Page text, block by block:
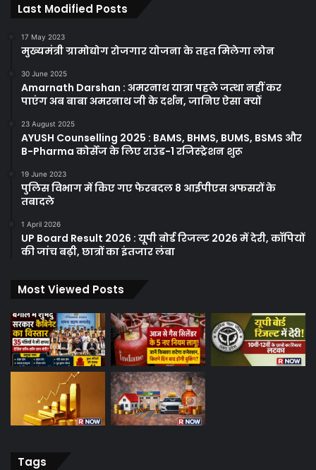
Last Modified Posts
17 May 2023
मुख्यमंत्री ग्रामोद्योग रोजगार योजना के तहत मिलेगा लोन
30 June 2025
Amarnath Darshan : अमरनाथ यात्रा पहले जत्था नहीं कर
पाएंग अब बाबा अमरनाथ जी के दर्शन, जानिए ऐसा क्यों
23 August 2025
AYUSH Counselling 2025 : BAMS, BHMS, BUMS, BSMS और
B-Pharma कोर्सेज के लिए राउंड-1 रजिस्ट्रेशन शुरू
19 June 2023
पुलिस विभाग में किए गए फेरबदल 8 आईपीएस अफसरों के
तबादले
1 April 2026
UP Board Result 2026 : यूपी बोर्ड रिजल्ट 2026 में देरी, कॉपियों
की जांच बढ़ी, छात्रों का इंतजार लंबा
Most Viewed Posts
Tags